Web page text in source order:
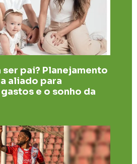
ser pai? Planejamento
aliado para
e o sonho da